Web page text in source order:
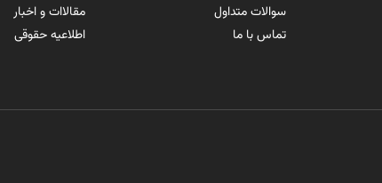
سوالات متداول
تماس با ما
مقالاات و اخبار
اطلاعیه حقوقی